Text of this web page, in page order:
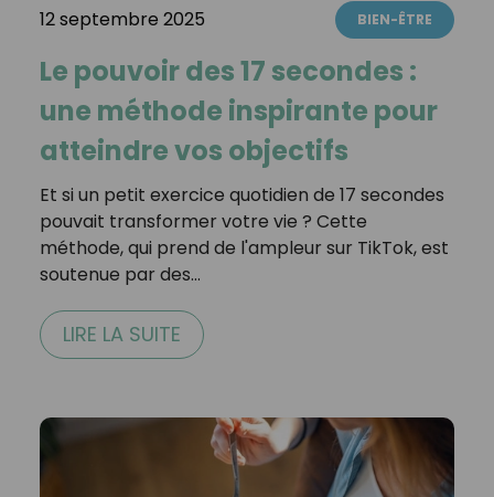
12 septembre 2025 BIEN-ÊTRE
Le pouvoir des 17 secondes :
une méthode inspirante pour
atteindre vos objectifs
Et si un petit exercice quotidien de 17 secondes
pouvait transformer votre vie ? Cette
méthode, qui prend de l'ampleur sur TikTok, est
soutenue par des…
LIRE LA SUITE